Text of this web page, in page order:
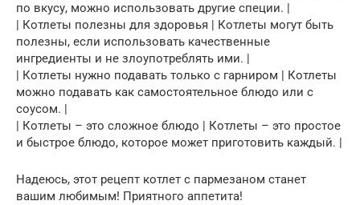
по вкусу, можно использовать другие специи. |
| Котлеты полезны для здоровья | Котлеты могут быть
полезны, если использовать качественные
ингредиенты и не злоупотреблять ими. |
| Котлеты нужно подавать только с гарниром | Котлеты
можно подавать как самостоятельное блюдо или с
соусом. |
| Котлеты – это сложное блюдо | Котлеты – это простое
и быстрое блюдо, которое может приготовить каждый. |
Надеюсь, этот рецепт котлет с пармезаном станет
вашим любимым! Приятного аппетита!